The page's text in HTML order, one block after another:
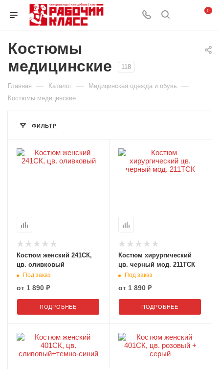
0
Костюмы
медицинские
118
Главная — Каталог — Медицинская одежда и обувь —
Костюмы медицинские
ФИЛЬТР
Костюм женский 241СК,
цв. оливковый
Под заказ
от 1 890 ₽
ПОДРОБНЕЕ
Костюм хирургический
цв. черный мод. 211ТСК
Под заказ
от 1 890 ₽
ПОДРОБНЕЕ